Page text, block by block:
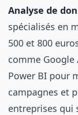
Analyse de
spécialisés en
500 et 800
comme Google
Power BI pour
campagnes et
entreprises qui